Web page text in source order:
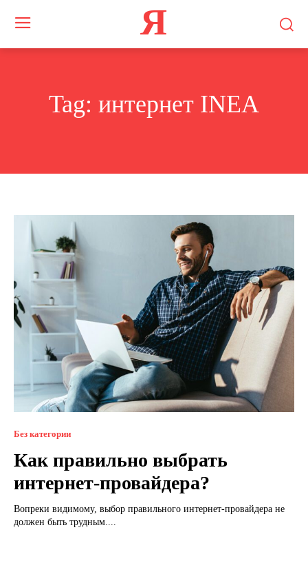
Я
Tag: интернет INEA
Без категории
Как правильно выбрать
интернет-провайдера?
Вопреки видимому, выбор правильного интернет-провайдера не
должен быть трудным....